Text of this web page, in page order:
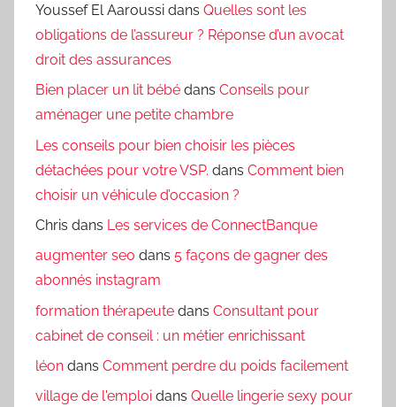
Youssef El Aaroussi dans Quelles sont les
obligations de l’assureur ? Réponse d’un avocat
droit des assurances
Bien placer un lit bébé dans Conseils pour
aménager une petite chambre
Les conseils pour bien choisir les pièces
détachées pour votre VSP. dans Comment bien
choisir un véhicule d’occasion ?
Chris dans Les services de ConnectBanque
augmenter seo dans 5 façons de gagner des
abonnés instagram
formation thérapeute dans Consultant pour
cabinet de conseil : un métier enrichissant
léon dans Comment perdre du poids facilement
village de l'emploi dans Quelle lingerie sexy pour